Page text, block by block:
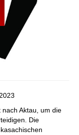
Aktau, um die
Die